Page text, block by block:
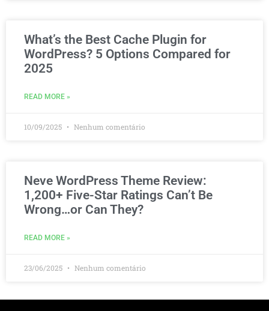
What’s the Best Cache Plugin for
WordPress? 5 Options Compared for
2025
READ MORE »
10/09/2025 Nenhum comentário
Neve WordPress Theme Review:
1,200+ Five-Star Ratings Can’t Be
Wrong…or Can They?
READ MORE »
23/06/2025 Nenhum comentário